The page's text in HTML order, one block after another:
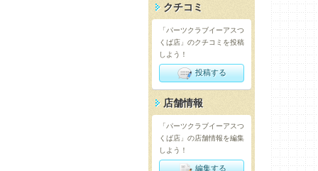
クチコミ
「パーツクラブイーアスつ
くば店」のクチコミを投稿
しよう！
投稿する
店舗情報
「パーツクラブイーアスつ
くば店」の店舗情報を編集
しよう！
編集する